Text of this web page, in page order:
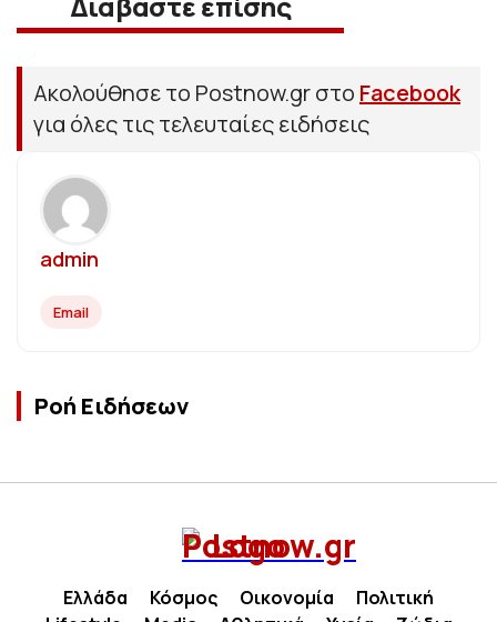
Ακολούθησε το Postnow.gr στο Facebook
για όλες τις τελευταίες ειδήσεις
admin
Email
Ροή Ειδήσεων
Ελλάδα Κόσμος Οικονομία
Πολιτική